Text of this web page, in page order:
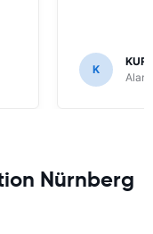
K
Nürnberg